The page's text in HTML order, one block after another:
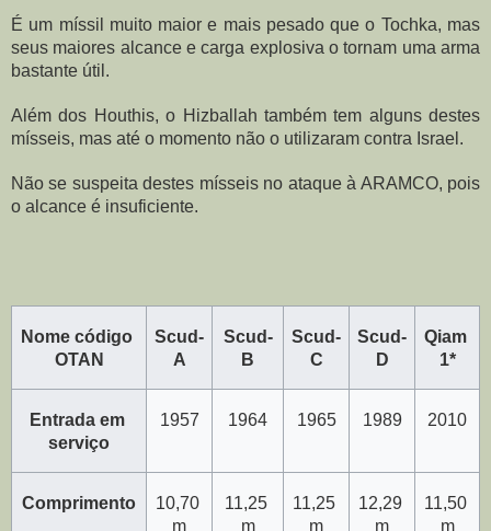
É um míssil muito maior e mais pesado que o Tochka, mas
seus maiores alcance e carga explosiva o tornam uma arma
bastante útil.
Além dos Houthis, o Hizballah também tem alguns destes
mísseis, mas até o momento não o utilizaram contra Israel.
Não se suspeita destes mísseis no ataque à ARAMCO, pois
o alcance é insuficiente.
Nome código
OTAN
Scud-
A
Scud-
B
Scud-
C
Scud-
D
Qiam
1*
Entrada em
serviço
1957 1964 1965 1989 2010
Comprimento
10,70
m
11,25
m
11,25
m
12,29
m
11,50
m